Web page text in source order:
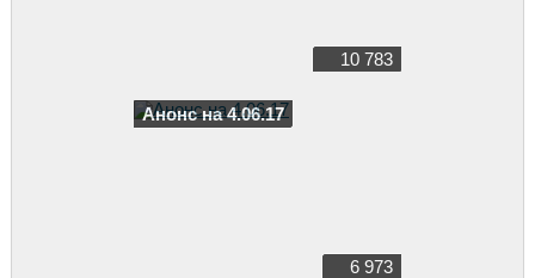
10 783
Анонс на 4.06.17
6 973